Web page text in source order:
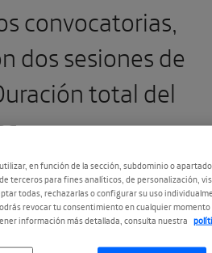
convocatorias,
dos sesiones de
total del
22 y sábado 23
de 2019 y
18 de enero de
en función de la sección, subdominio o
terceros para fines analíticos, de personalización,
todas, rechazarlas o configurar su uso
revocar tu consentimiento en cualquier momento
información más detallada, consulta nuestra